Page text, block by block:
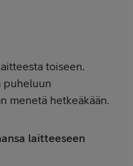
toiseen.
puheluun
menetä hetkeäkään.
laitteeseen